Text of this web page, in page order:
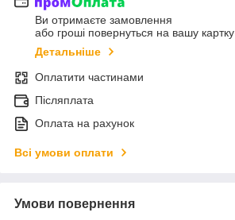
Ви отримаєте замовлення
або гроші повернуться на вашу картку
Детальніше
Оплатити частинами
Післяплата
Оплата на рахунок
Всі умови оплати
Умови повернення